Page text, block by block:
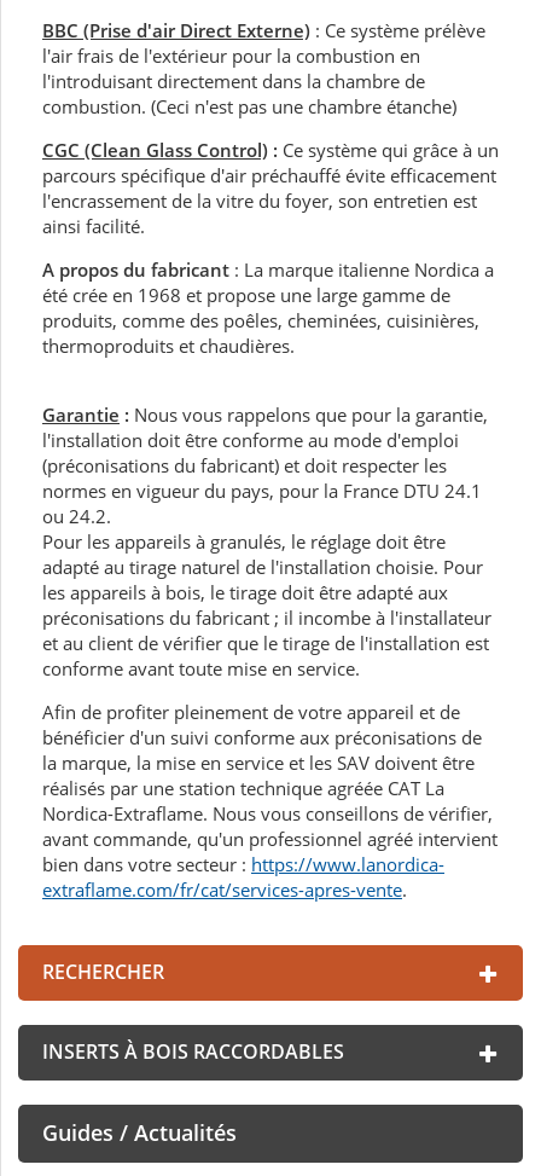
BBC (Prise d'air Direct Externe) : Ce système prélève
l'air frais de l'extérieur pour la combustion en
l'introduisant directement dans la chambre de
combustion. (Ceci n'est pas une chambre étanche)
CGC (Clean Glass Control) : Ce système qui grâce à un
parcours spécifique d'air préchauffé évite efficacement
l'encrassement de la vitre du foyer, son entretien est
ainsi facilité.
A propos du fabricant : La marque italienne Nordica a
été crée en 1968 et propose une large gamme de
produits, comme des poêles, cheminées, cuisinières,
thermoproduits et chaudières.
Garantie : Nous vous rappelons que pour la garantie,
l'installation doit être conforme au mode d'emploi
(préconisations du fabricant) et doit respecter les
normes en vigueur du pays, pour la France DTU 24.1
ou 24.2.
Pour les appareils à granulés, le réglage doit être
adapté au tirage naturel de l'installation choisie. Pour
les appareils à bois, le tirage doit être adapté aux
préconisations du fabricant ; il incombe à l'installateur
et au client de vérifier que le tirage de l'installation est
conforme avant toute mise en service.
Afin de profiter pleinement de votre appareil et de
bénéficier d'un suivi conforme aux préconisations de
la marque, la mise en service et les SAV doivent être
réalisés par une station technique agréée CAT La
Nordica-Extraflame. Nous vous conseillons de vérifier,
avant commande, qu'un professionnel agréé intervient
bien dans votre secteur : https://www.lanordica-
extraflame.com/fr/cat/services-apres-vente.
RECHERCHER
INSERTS À BOIS RACCORDABLES
Guides / Actualités